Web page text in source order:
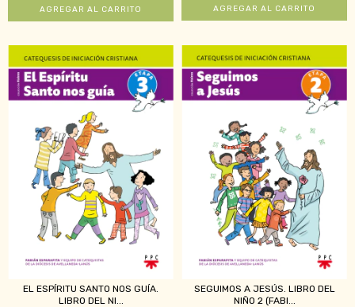
EL ESPÍRITU SANTO NOS GUÍA.
LIBRO DEL NI...
SEGUIMOS A JESÚS. LIBRO DEL
NIÑO 2 (FABI...